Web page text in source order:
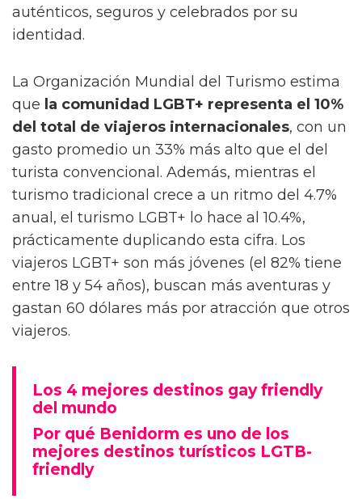
auténticos, seguros y celebrados por su
identidad.
La Organización Mundial del Turismo estima
que la comunidad LGBT+ representa el 10%
del total de viajeros internacionales, con un
gasto promedio un 33% más alto que el del
turista convencional. Además, mientras el
turismo tradicional crece a un ritmo del 4.7%
anual, el turismo LGBT+ lo hace al 10.4%,
prácticamente duplicando esta cifra. Los
viajeros LGBT+ son más jóvenes (el 82% tiene
entre 18 y 54 años), buscan más aventuras y
gastan 60 dólares más por atracción que otros
viajeros.
Los 4 mejores destinos gay friendly
del mundo
Por qué Benidorm es uno de los
mejores destinos turísticos LGTB-
friendly